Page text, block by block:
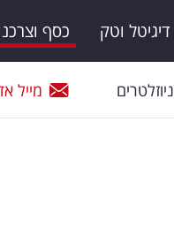
דיגיטל וטק כסף
ניוזלטרים מייל